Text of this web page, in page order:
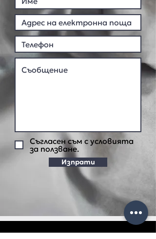
Съгласен съм с условията
за ползване.
Изпрати
ИНФОРМАЦИЯ ЗА